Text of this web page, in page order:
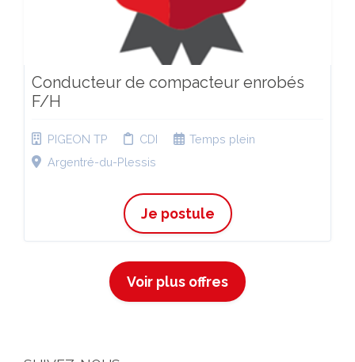
Conducteur de compacteur enrobés
F/H
PIGEON TP CDI
Temps plein
Argentré-du-Plessis
Je postule
Voir plus offres